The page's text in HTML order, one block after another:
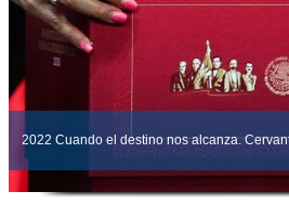
2022 Cuando el destino nos alcanza.